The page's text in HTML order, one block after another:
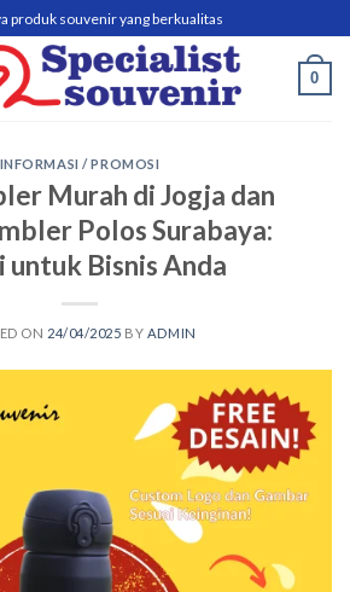
produk souvenir yang berkualitas
0
INFORMASI / PROMOSI
Murah di Jogja dan
Polos Surabaya:
untuk Bisnis Anda
ON 24/04/2025 BY ADMIN